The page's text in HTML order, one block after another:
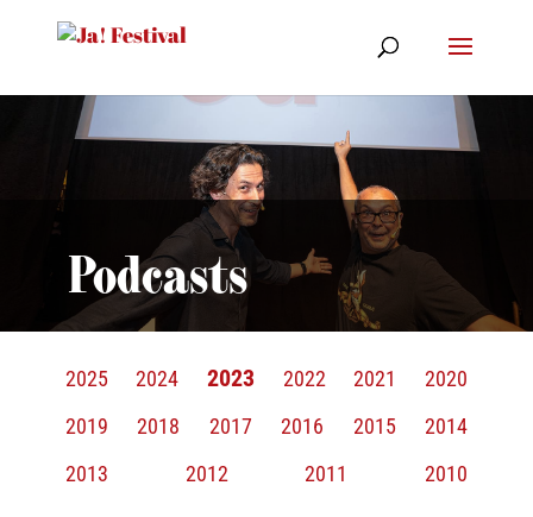
Podcasts
2025 2024 2023 2022 2021
2020
2019
2018 2017 2016 2015
2014
2013
2012 2011 2010